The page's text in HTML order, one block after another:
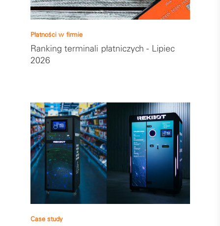
Płatności w firmie
Ranking terminali płatniczych - Lipiec
2026
Case study